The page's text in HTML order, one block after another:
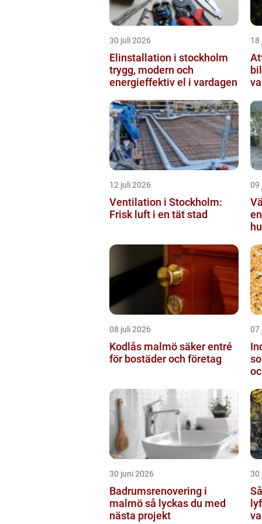
30 juli 2026
Elinstallation i stockholm
trygg, modern och
energieffektiv el i vardagen
18
12 juli 2026
Ventilation i Stockholm:
Frisk luft i en tät stad
09
08 juli 2026
Kodlås malmö säker entré
för bostäder och företag
07
30 juni 2026
Badrumsrenovering i
malmö så lyckas du med
nästa projekt
30
Så